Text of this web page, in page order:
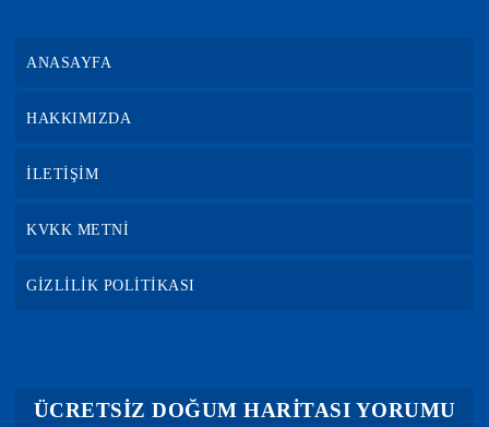
ANASAYFA
HAKKIMIZDA
İLETİŞİM
KVKK METNİ
GİZLİLİK POLİTİKASI
ÜCRETSİZ DOĞUM HARİTASI YORUMU